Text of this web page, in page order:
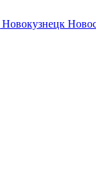
Новокузнецк